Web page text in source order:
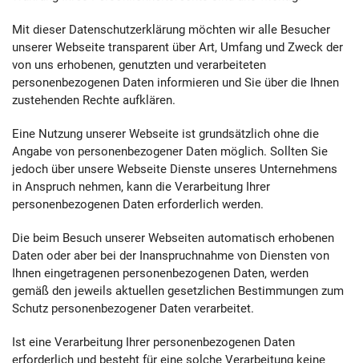
Mit dieser Datenschutzerklärung möchten wir alle Besucher
unserer Webseite transparent über Art, Umfang und Zweck der
von uns erhobenen, genutzten und verarbeiteten
personenbezogenen Daten informieren und Sie über die Ihnen
zustehenden Rechte aufklären.
Eine Nutzung unserer Webseite ist grundsätzlich ohne die
Angabe von personenbezogener Daten möglich. Sollten Sie
jedoch über unsere Webseite Dienste unseres Unternehmens
in Anspruch nehmen, kann die Verarbeitung Ihrer
personenbezogenen Daten erforderlich werden.
Die beim Besuch unserer Webseiten automatisch erhobenen
Daten oder aber bei der Inanspruchnahme von Diensten von
Ihnen eingetragenen personenbezogenen Daten, werden
gemäß den jeweils aktuellen gesetzlichen Bestimmungen zum
Schutz personenbezogener Daten verarbeitet.
Ist eine Verarbeitung Ihrer personenbezogenen Daten
erforderlich und besteht für eine solche Verarbeitung keine